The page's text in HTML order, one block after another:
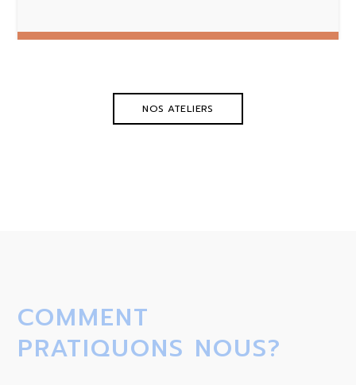
NOS ATELIERS
COMMENT
PRATIQUONS NOUS?